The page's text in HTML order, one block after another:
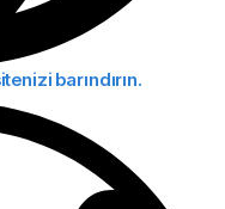
barındırın.